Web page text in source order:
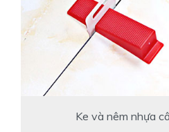
Ke và nêm nhựa